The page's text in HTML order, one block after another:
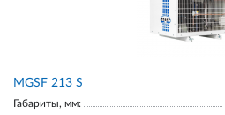
МGSF 213 S
Габариты, мм: